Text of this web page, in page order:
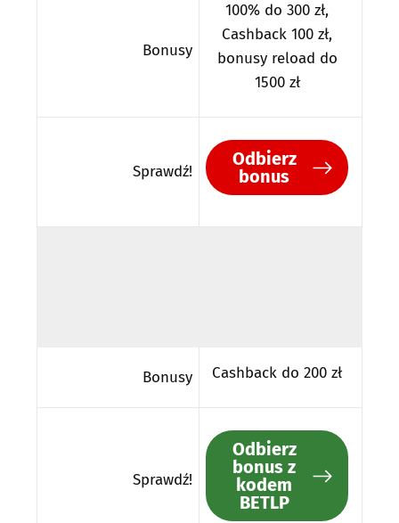
Bonusy
100% do 300 zł,
Cashback 100 zł,
bonusy reload do
1500 zł
Sprawdź!
Odbierz
bonus
Bonusy Cashback do 200 zł
Sprawdź!
Odbierz
bonus z
kodem
BETLP